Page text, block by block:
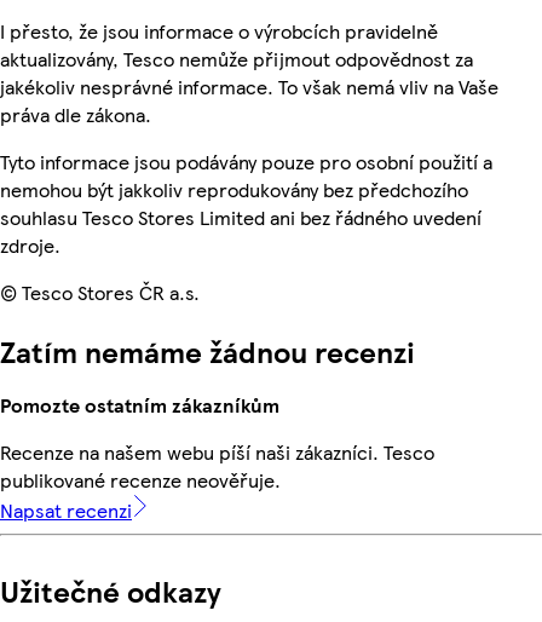
I přesto, že jsou informace o výrobcích pravidelně
aktualizovány, Tesco nemůže přijmout odpovědnost za
jakékoliv nesprávné informace. To však nemá vliv na Vaše
práva dle zákona.
Tyto informace jsou podávány pouze pro osobní použití a
nemohou být jakkoliv reprodukovány bez předchozího
souhlasu Tesco Stores Limited ani bez řádného uvedení
zdroje.
© Tesco Stores ČR a.s.
Zatím nemáme žádnou recenzi
Pomozte ostatním zákazníkům
Recenze na našem webu píší naši zákazníci. Tesco
publikované recenze neověřuje.
Napsat recenzi
Užitečné odkazy